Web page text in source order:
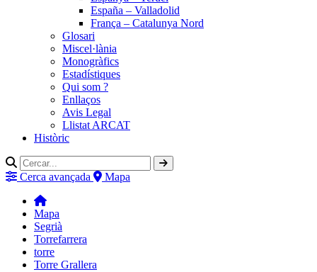
España – Valladolid
França – Catalunya Nord
Glosari
Miscel·lània
Monogràfics
Estadístiques
Qui som ?
Enllaços
Avis Legal
Llistat ARCAT
Històric
Cerca avançada Mapa
Mapa
Segrià
Torrefarrera
torre
Torre Grallera